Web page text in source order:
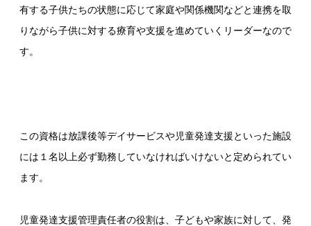
有する子供たちの状態に応じて家庭や関係機関などと連携を取
りながら子供に対する療育や支援を進めていくリーダーなので
す。
この資格は放課後等デイサービスや児童発達支援といった施設
には１名以上必ず勤務していなければいけないと定められてい
ます。
児童発達支援管理責任者の役割は、子どもや家族に対して、発